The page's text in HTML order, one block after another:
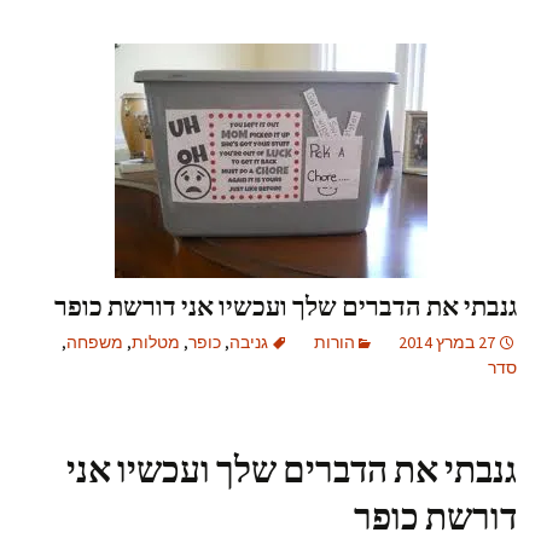
גנבתי את הדברים שלך ועכשיו אני דורשת כופר
27 במרץ 2014 הורות גניבה, כופר, מטלות, משפחה,
סדר
גנבתי את הדברים שלך ועכשיו אני
דורשת כופר